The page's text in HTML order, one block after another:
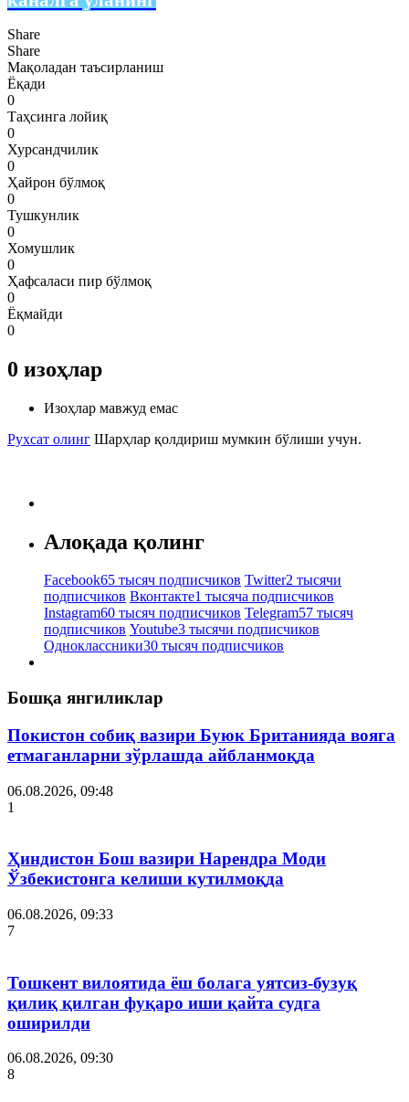
Share
Share
Мақоладан таъсирланиш
Ёқади
0
Таҳсинга лойиқ
0
Хурсандчилик
0
Ҳайрон бўлмоқ
0
Тушкунлик
0
Хомушлик
0
Ҳафсаласи пир бўлмоқ
0
Ёқмайди
0
0 изоҳлар
Изоҳлар мавжуд емас
Рухсат олинг Шарҳлар қолдириш мумкин бўлиши учун.
Алоқада қолинг
Facebook65 тысяч подписчиков Twitter2 тысячи
подписчиков Вконтакте1 тысяча подписчиков
Instagram60 тысяч подписчиков Telegram57 тысяч
подписчиков Youtube3 тысячи подписчиков
Одноклассники30 тысяч подписчиков
Бошқа янгиликлар
Покистон собиқ вазири Буюк Британияда вояга
етмаганларни зўрлашда айбланмоқда
06.08.2026, 09:48
1
Ҳиндистон Бош вазири Нарендра Моди
Ўзбекистонга келиши кутилмоқда
06.08.2026, 09:33
7
Тошкент вилоятида ёш болага уятсиз-бузуқ
қилиқ қилган фуқаро иши қайта судга
оширилди
06.08.2026, 09:30
8